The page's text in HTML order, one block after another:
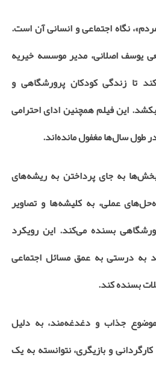
نگاه اجتماعی و انسانی آن است.
یوسف اصلانی، مدیر موسسه خیریه
تا زندگی کودکان پرورشگاهی و
این فیلم همچنین ادای احترامی
سال‌ها مغفول مانده‌اند.
به جای پرداختن به ریشه‌های
عملی، به کلیشه‌ها و تصاویر
بسنده می‌کند. این رویکرد
به درستی به عمق مسائل اجتماعی
بسنده کند.
جذاب و دغدغه‌مند، به دلیل
و بازیگری، نتوانسته به یک